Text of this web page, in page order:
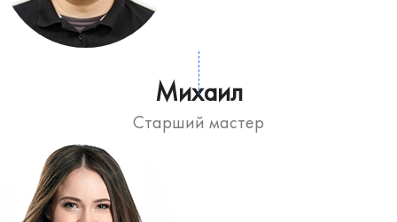
Михаил
Старший мастер